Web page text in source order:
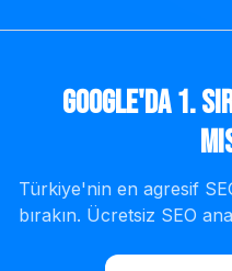
Google'da 1.
Türkiye'nin en agresif
bırakın. Ücretsiz SEO